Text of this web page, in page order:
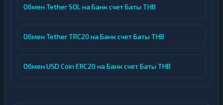
Обмен Tether SOL на Банк счет Баты THB
Обмен Tether TRC20 на Банк счет Баты THB
Обмен USD Coin ERC20 на Банк счет Баты THB